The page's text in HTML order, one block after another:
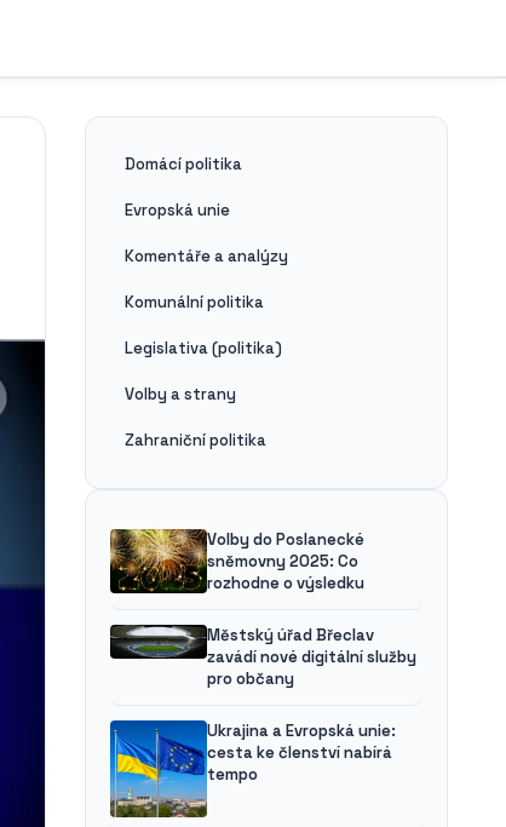
Domácí politika
Evropská unie
Komentáře a analýzy
Komunální politika
Legislativa (politika)
Volby a strany
Zahraniční politika
Volby do Poslanecké
sněmovny 2025: Co
rozhodne o výsledku
Městský úřad Břeclav
zavádí nové digitální služby
pro občany
Ukrajina a Evropská unie:
cesta ke členství nabírá
tempo